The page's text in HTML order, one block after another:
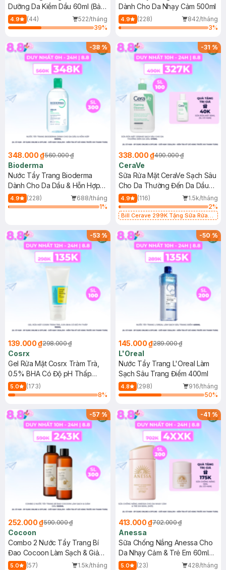
Dưỡng Da Kiềm Dầu 60ml (Bản
Mới)
4.9 (44)
522/tháng
39%
Dành Cho Da Nhạy Cảm 500ml
4.9 (228)
842/tháng
3%
-38%
348.000 ₫560.000 ₫
Bioderma
Nước Tẩy Trang Bioderma
Dành Cho Da Dầu & Hỗn Hợp
500ml
4.9 (228)
688/tháng
1%
-31%
338.000 ₫490.000 ₫
CeraVe
Sữa Rửa Mặt CeraVe Sạch Sâu
Cho Da Thường Đến Da Dầu
473ml
4.9 (116)
1.5k/tháng
2%
Bill Cerave 299K Tặng Sữa Rửa
-53%
139.000 ₫298.000 ₫
Cosrx
Gel Rửa Mặt Cosrx Tràm Trà,
0.5% BHA Có Độ pH Thấp
150ml
5.0
(173)
8%
-50%
145.000 ₫289.000 ₫
L'Oreal
Nước Tẩy Trang L'Oreal Làm
Sạch Sâu Trang Điểm 400ml
4.8 (298)
916/tháng
50%
-57%
252.000 ₫590.000 ₫
Cocoon
Combo 2 Nước Tẩy Trang Bí
Đao Cocoon Làm Sạch & Giảm
Dầu 500ml
5.0 (57)
1.5k/tháng
-41%
413.000 ₫702.000 ₫
Anessa
Sữa Chống Nắng Anessa Cho
Da Nhạy Cảm & Trẻ Em 60ml
(Mới)
5.0 (23)
428/tháng